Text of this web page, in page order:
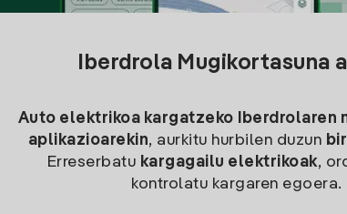
Iberdrola Mugikortasuna
Auto elektrikoa kargatzeko
Iberdrolaren
aplikazioarekin, aurkitu hurbilen duzun
Erreserbatu kargagailu elektrikoak,
kontrolatu kargaren egoera.